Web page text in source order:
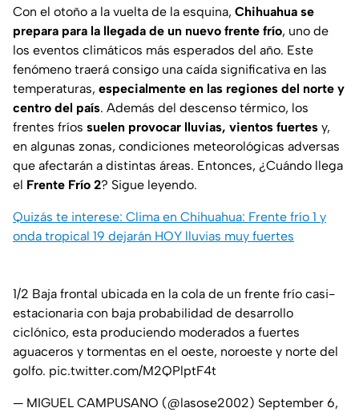
Con el otoño a la vuelta de la esquina, Chihuahua se
prepara para la llegada de un nuevo frente frío, uno de
los eventos climáticos más esperados del año. Este
fenómeno traerá consigo una caída significativa en las
temperaturas, especialmente en las regiones del norte y
centro del país. Además del descenso térmico, los
frentes fríos suelen provocar lluvias, vientos fuertes y,
en algunas zonas, condiciones meteorológicas adversas
que afectarán a distintas áreas. Entonces, ¿Cuándo llega
el Frente Frío 2? Sigue leyendo.
Quizás te interese: Clima en Chihuahua: Frente frío 1 y
onda tropical 19 dejarán HOY lluvias muy fuertes
1/2 Baja frontal ubicada en la cola de un frente frío casi-
estacionaria con baja probabilidad de desarrollo
ciclónico, esta produciendo moderados a fuertes
aguaceros y tormentas en el oeste, noroeste y norte del
golfo. pic.twitter.com/M2QPlptF4t
— MIGUEL CAMPUSANO (@lasose2002) September 6,